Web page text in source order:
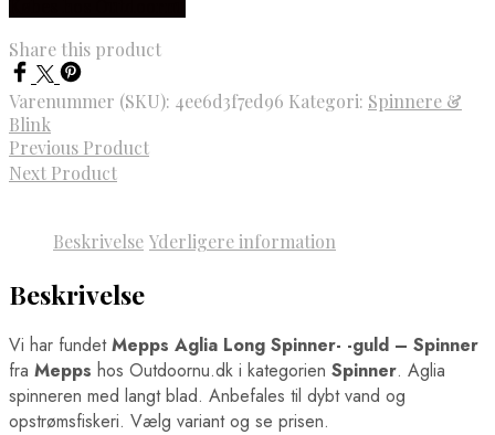
Share this product
Varenummer (SKU): 4ee6d3f7ed96 Kategori: Spinnere &
Blink
Previous Product
Next Product
Beskrivelse Yderligere information
Beskrivelse
Vi har fundetMepps Aglia Long Spinner- -guld – Spinner
fra Mepps hos Outdoornu.dk i kategorien Spinner. Aglia
spinneren med langt blad. Anbefales til dybt vand og
opstrømsfiskeri. Vælg variant og se prisen.